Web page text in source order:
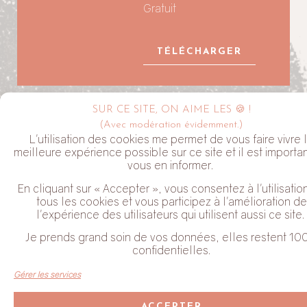
SUR CE SITE, ON AIME LES 🍪 !
(Avec modération évidemment.)
L'utilisation des cookies me permet de vous faire vivre
meilleure expérience possible sur ce site et il est
vous en informer.
En cliquant sur « Accepter », vous consentez à
tous les cookies et vous participez à l'amélioration de
l'expérience des utilisateurs qui utilisent aussi ce site.
Je prends grand soin de vos données, elles restent
confidentielles.
Gérer les services
Gratuit
TÉLÉCHARGER
LA NEWSLETTER ALYVE
J'habite dans le Perche
Coche cette case pour valider que tu acceptes de recevoir mes
Newsletter. Tu peux te désabonner à tout moment en cliquant
JE M'ABONNE